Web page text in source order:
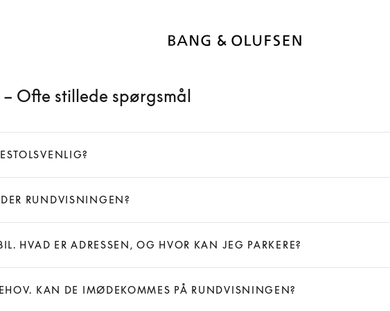
Ofte stillede spørgsmål
RUNDVISNINGEN?
HVAD ER ADRESSEN, OG HVOR KAN JEG PARKERE?
KAN DE IMØDEKOMMES PÅ RUNDVISNINGEN?